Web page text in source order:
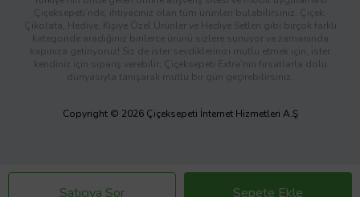
Satıcıya Sor Sepete Ekle
Çiçeksepeti’nde, ihtiyacınız olan tüm ürünleri bulabilirsiniz. Çiçek,
Çikolata, Hediye, Kişiye Özel Ürünler ve Hediye Setleri gibi birçok farklı
kategoride aradığınız binlerce ürünü sizlere sunuyor ve zamanında
kapınıza getiriyoruz! Siz de ister sevdiklerinizi mutlu etmek için, ister
kendiniz için sipariş verebilir; Çiçeksepeti Extra’nın fırsatlarla dolu
dünyasıyla tanışarak mutlu bir gün geçirebilirsiniz.
Copyright © 2026 Çiçeksepeti İnternet Hizmetleri A.Ş